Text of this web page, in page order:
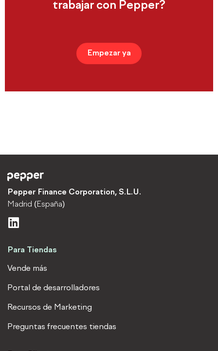
trabajar con Pepper?
Empezar ya
Pepper Finance Corporation, S.L.U.
Madrid (España)
L
n
e
n
Para Tiendas
Vende más
Portal de desarrolladores
Recursos de Marketing
Preguntas frecuentes tiendas